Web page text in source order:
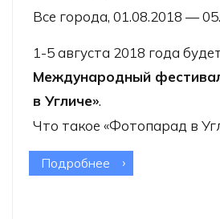
Все города, 01.08.2018 —
1-5 августа 2018 года
Международный
в Угличе».
Что такое «Фотопарад в
Подробнее о XII